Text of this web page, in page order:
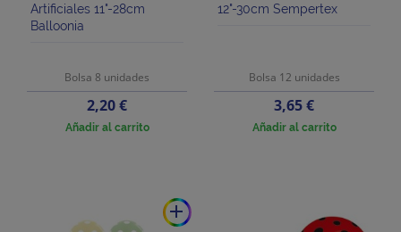
Artificiales 11"-28cm
Balloonia
Bolsa 8 unidades
Precio
2,20 €
Añadir al carrito
12"-30cm Sempertex
Bolsa 12 unidades
Precio
3,65 €
Añadir al carrito
add